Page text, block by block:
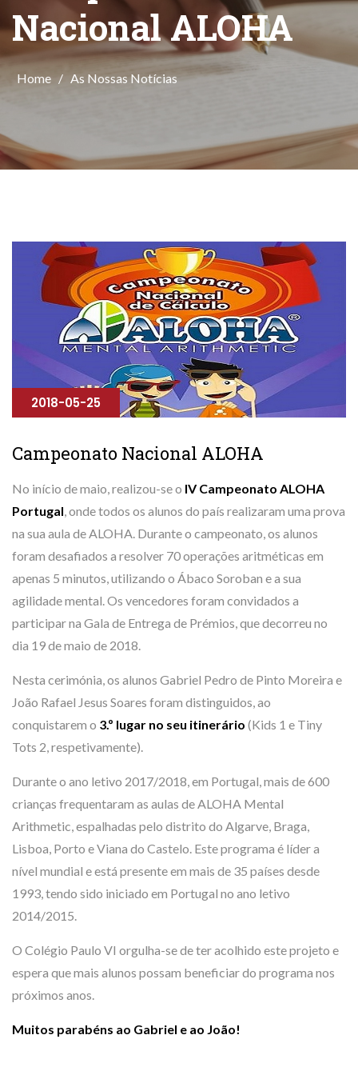
Nacional ALOHA
Home / As Nossas Notícias
2018-05-25
Campeonato Nacional ALOHA
No início de maio, realizou-se o IV Campeonato ALOHA
Portugal, onde todos os alunos do país realizaram uma prova
na sua aula de ALOHA. Durante o campeonato, os alunos
foram desafiados a resolver 70 operações aritméticas em
apenas 5 minutos, utilizando o Ábaco Soroban e a sua
agilidade mental. Os vencedores foram convidados a
participar na Gala de Entrega de Prémios, que decorreu no
dia 19 de maio de 2018.
Nesta cerimónia, os alunos Gabriel Pedro de Pinto Moreira e
João Rafael Jesus Soares foram distinguidos, ao
conquistarem o 3.º lugar no seu itinerário (Kids 1 e Tiny
Tots 2, respetivamente).
Durante o ano letivo 2017/2018, em Portugal, mais de 600
crianças frequentaram as aulas de ALOHA Mental
Arithmetic, espalhadas pelo distrito do Algarve, Braga,
Lisboa, Porto e Viana do Castelo. Este programa é líder a
nível mundial e está presente em mais de 35 países desde
1993, tendo sido iniciado em Portugal no ano letivo
2014/2015.
O Colégio Paulo VI orgulha-se de ter acolhido este projeto e
espera que mais alunos possam beneficiar do programa nos
próximos anos.
Muitos parabéns ao Gabriel e ao João!